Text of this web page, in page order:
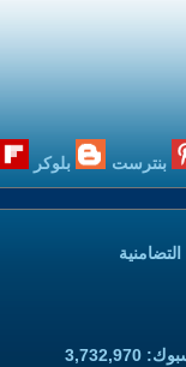
بنترست بلوكر